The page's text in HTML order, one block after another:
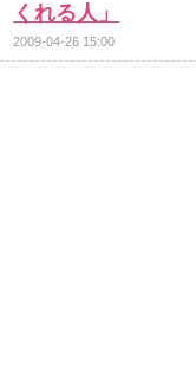
くれる人」
2009-04-26 15:00